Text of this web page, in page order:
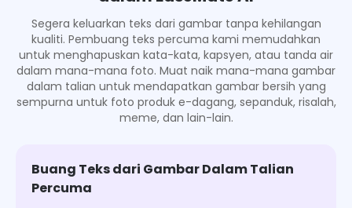
Segera keluarkan teks dari gambar tanpa kehilangan
kualiti. Pembuang teks percuma kami memudahkan
untuk menghapuskan kata-kata, kapsyen, atau tanda air
dalam mana-mana foto. Muat naik mana-mana gambar
dalam talian untuk mendapatkan gambar bersih yang
sempurna untuk foto produk e-dagang, sepanduk, risalah,
meme, dan lain-lain.
Buang Teks dari Gambar Dalam Talian
Percuma